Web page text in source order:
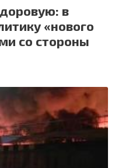
в
«нового
со стороны